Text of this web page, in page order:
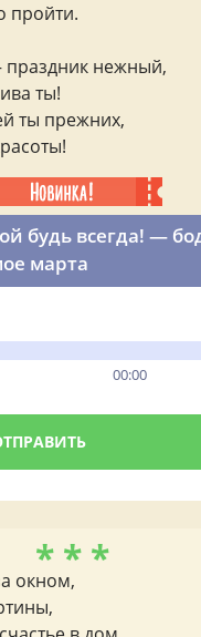
будь всегда! —
марта
00:00
пройти.
нежный,
ты!
ты прежних,
* * *
окном,